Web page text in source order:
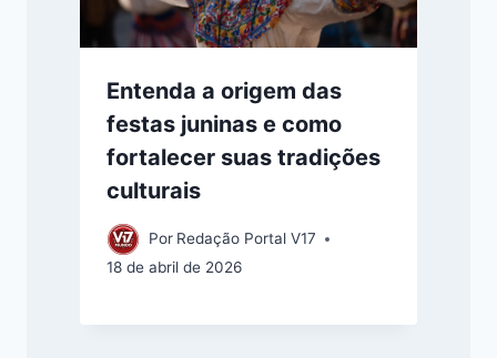
Entenda a origem das
festas juninas e como
fortalecer suas tradições
culturais
Por Redação Portal V17
18 de abril de 2026